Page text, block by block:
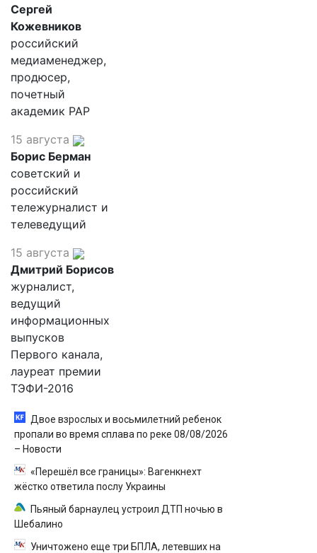
Сергей
Кожевников
российский
медиаменеджер,
продюсер,
почетный
академик РАР
15 августа
Борис Берман
советский и
российский
тележурналист и
телеведущий
15 августа
Дмитрий Борисов
журналист,
ведущий
информационных
выпусков
Первого канала,
лауреат премии
ТЭФИ-2016
Двое взрослых и восьмилетний ребенок
пропали во время сплава по реке 08/08/2026
– Новости
«Перешёл все границы»: Вагенкнехт
жёстко ответила послу Украины
Пьяный барнаулец устроил ДТП ночью в
Шебалино
Уничтожено еще три БПЛА, летевших на